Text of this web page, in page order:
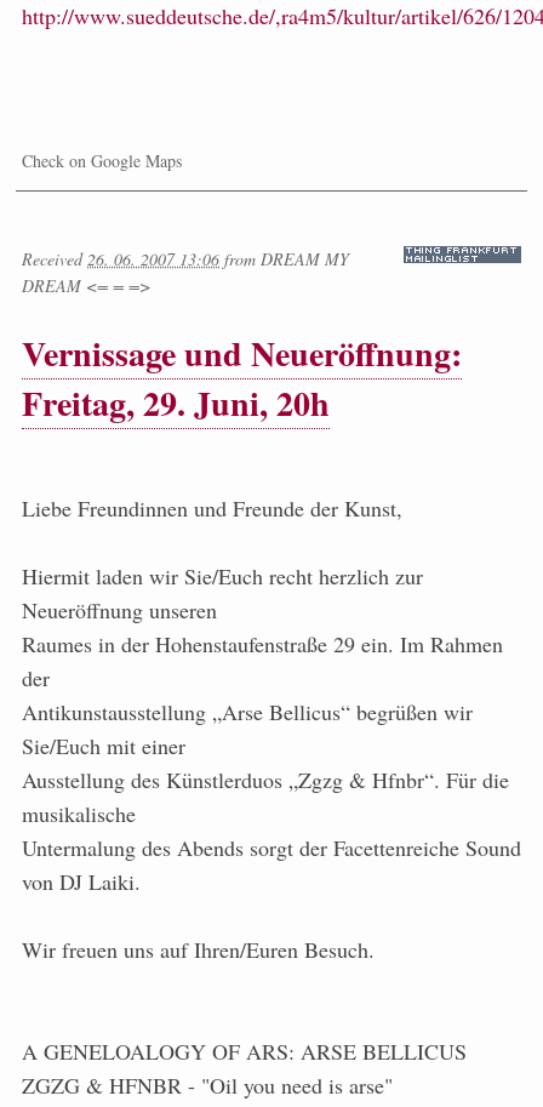
http://www.sueddeutsche.de/,ra4m5/kultur/artikel/626/
Check on Google Maps
Received26. 06. 2007 13:06 from DREAM MY
DREAM <= = =>
Vernissage und Neueröffnung:
Freitag, 29. Juni, 20h
Liebe Freundinnen und Freunde der Kunst,
Hiermit laden wir Sie/Euch recht herzlich zur
Neueröffnung unseren
Raumes in der Hohenstaufenstraße 29 ein. Im Rahmen
der
Antikunstausstellung „Arse Bellicus“ begrüßen wir
Sie/Euch mit einer
Ausstellung des Künstlerduos „Zgzg & Hfnbr“. Für die
musikalische
Untermalung des Abends sorgt der Facettenreiche Sound
von DJ Laiki.
Wir freuen uns auf Ihren/Euren Besuch.
A GENELOALOGY OF ARS: ARSE BELLICUS
ZGZG & HFNBR - "Oil you need is arse"